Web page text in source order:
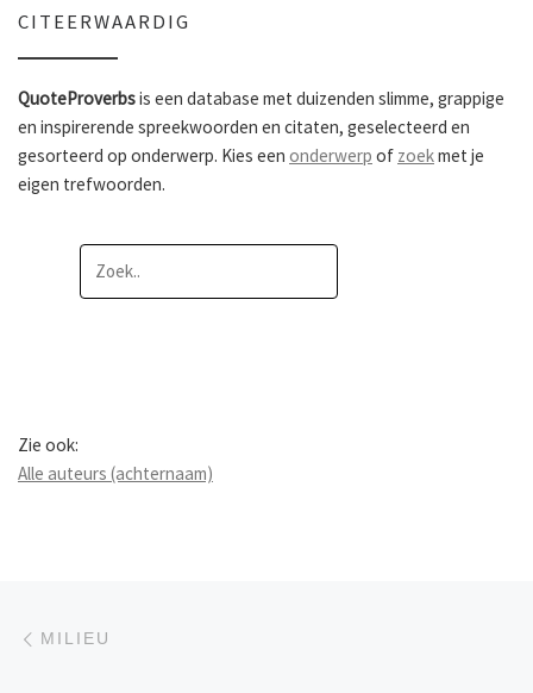
CITEERWAARDIG
QuoteProverbsis een database met duizenden slimme, grappige
en inspirerende spreekwoorden en citaten, geselecteerd en
gesorteerd op onderwerp. Kies een onderwerp of zoekmet je
eigen trefwoorden.
Zie ook:
Alle auteurs (achternaam)
Berichtnavigatie
MILIEU